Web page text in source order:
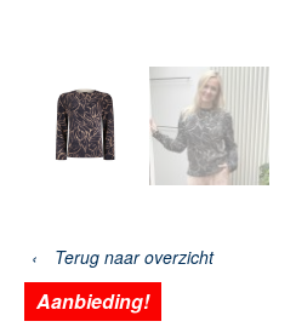
‹ Terug naar overzicht
Aanbieding!